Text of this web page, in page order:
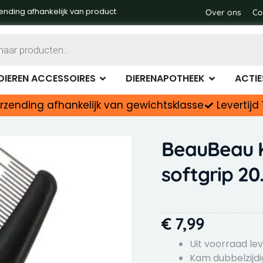
afhankelijk van product Over ons
ACCESSOIRES OPEN DIEREN ACCESSOIRES
DIERENAPOTHEEK OPEN
afhankelijk van gewichtsklasse Levertijd
softgrip
€7,99
Uit voorraad
Kam